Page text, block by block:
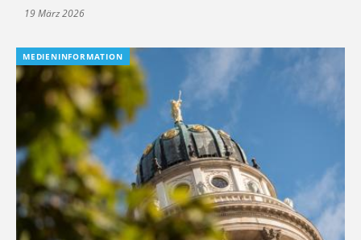
19 März 2026
MEDIENINFORMATION